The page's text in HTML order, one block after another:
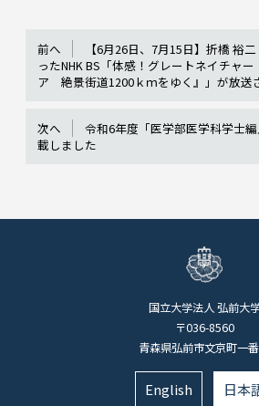
前へ
【6月26日、7月15日】折橋 裕
ったNHK BS「体感！グレートネイチャ
ア 絶景街道1200ｋｍをゆく』」が放送
次へ
令和6年度「医学部医学科学士
載しました
国立大学法人 弘前大
〒036-8560
青森県弘前市文京町一
English 日本